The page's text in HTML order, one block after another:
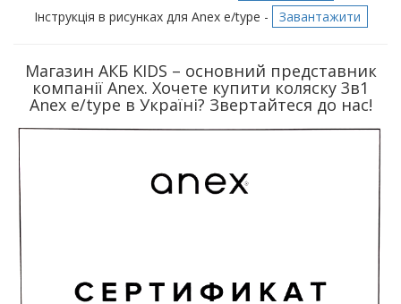
Інструкція в рисунках для Anex e/type -
Завантажити
Магазин АКБ KIDS – основний представник
компанії Anex. Хочете купити коляску 3в1
Anex e/type в Україні? Звертайтеся до нас!